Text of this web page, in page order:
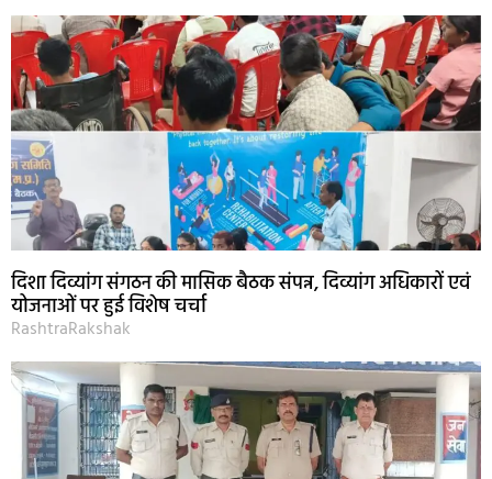
दिशा दिव्यांग संगठन की मासिक बैठक संपन्न, दिव्यांग अधिकारों एवं
योजनाओं पर हुई विशेष चर्चा
RashtraRakshak